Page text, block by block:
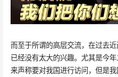
而至于所谓的高层交流，在过去
已经没有太大的兴趣。尤其是今
来声称要对我国进行访问，但是